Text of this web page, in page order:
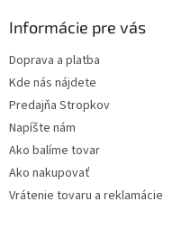
Informácie pre vás
Doprava a platba
Kde nás nájdete
Predajňa Stropkov
Napíšte nám
Ako balíme tovar
Ako nakupovať
Vrátenie tovaru a reklamácie